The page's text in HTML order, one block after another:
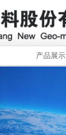
产品展示